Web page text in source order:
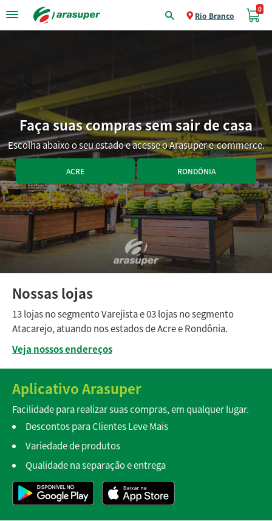
Rio Branco
0
Faça suas compras sem sair de casa
Escolha abaixo o seu estado e acesse o Arasuper e-commerce.
ACRE RONDÔNIA
Nossas lojas
13 lojas no segmento Varejista e 03 lojas no segmento
Atacarejo, atuando nos estados de Acre e Rondônia.
Veja nossos endereços
Aplicativo Arasuper
Facilidade para realizar suas compras, em qualquer lugar.
Descontos para Clientes Leve Mais
Variedade de produtos
Qualidade na separação e entrega